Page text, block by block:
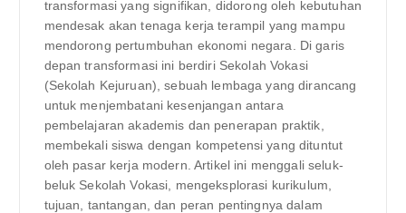
transformasi yang signifikan, didorong oleh kebutuhan
mendesak akan tenaga kerja terampil yang mampu
mendorong pertumbuhan ekonomi negara. Di garis
depan transformasi ini berdiri Sekolah Vokasi
(Sekolah Kejuruan), sebuah lembaga yang dirancang
untuk menjembatani kesenjangan antara
pembelajaran akademis dan penerapan praktik,
membekali siswa dengan kompetensi yang dituntut
oleh pasar kerja modern. Artikel ini menggali seluk-
beluk Sekolah Vokasi, mengeksplorasi kurikulum,
tujuan, tantangan, dan peran pentingnya dalam